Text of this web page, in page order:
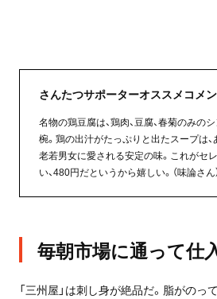
さんたつサポーターオススメコメ
名物の鶏豆腐は、鶏肉、豆腐、春菊のみの
椀。鶏の出汁がたっぷりと出たスープは
老若男女に愛される安定の味。これがセ
い、480円だというから嬉しい。（味論さん
毎朝市場に通って仕
「三州屋」は刺し身が絶品だ。脂がのっ